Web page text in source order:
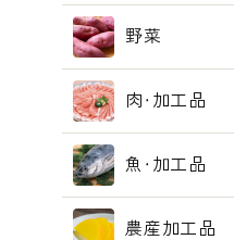
野菜
肉・加工品
魚・加工品
農産加工品